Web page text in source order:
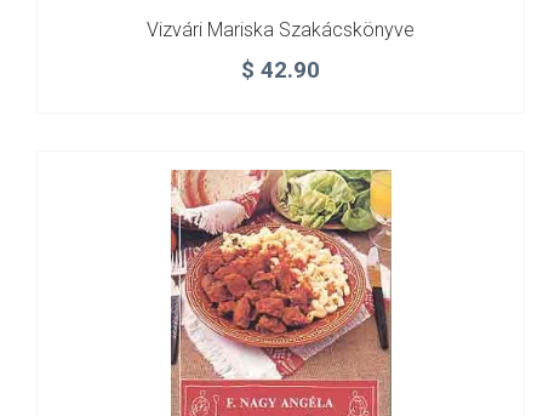
Vizvári Mariska Szakácskönyve
$ 42.90